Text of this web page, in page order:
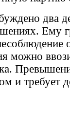
два
Ему
можно
и требует